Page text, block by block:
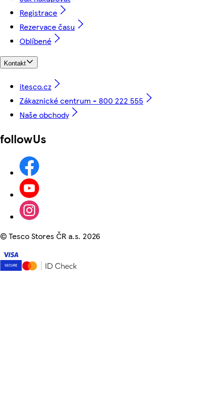
Registrace
Rezervace času
Oblíbené
Kontakt
itesco.cz
Zákaznické centrum - 800 222 555
Naše obchody
followUs
©Tesco Stores ČR a.s. 2026